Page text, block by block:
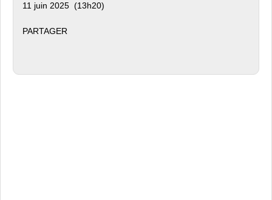
11 juin 2025 (13h20)
PARTAGER